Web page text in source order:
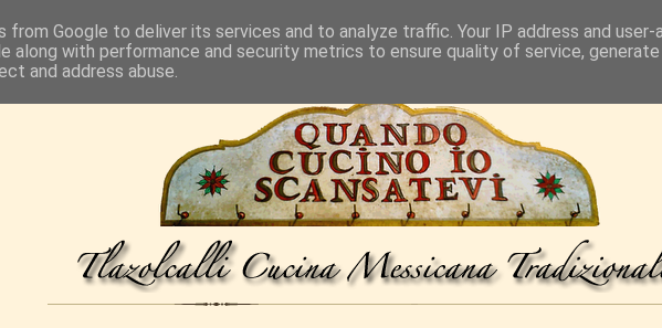
from Google to deliver its services and to analyze traffic. Your IP address and user-
along with performance and security metrics to ensure quality of service, generate
and address abuse.